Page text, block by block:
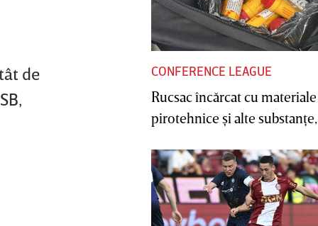
de
CONFERENCE LEAGUE
Rucsac încărcat cu materiale
pirotehnice şi alte substanţe,